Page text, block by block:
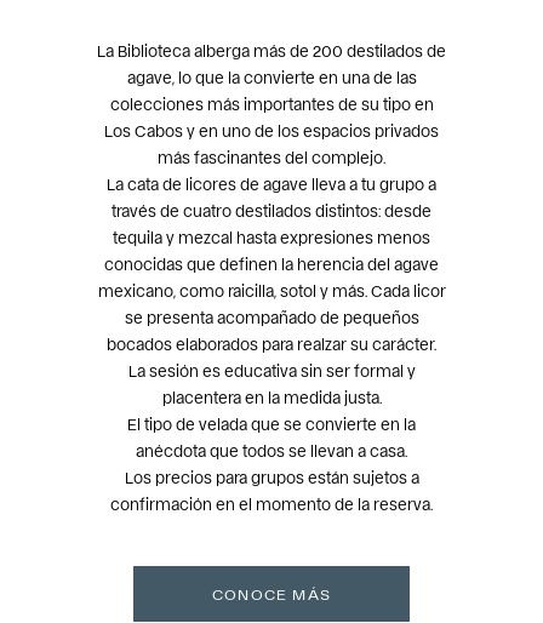
La Biblioteca alberga más de 200 destilados de
agave, lo que la convierte en una de las
colecciones más importantes de su tipo en
Los Cabos y en uno de los espacios privados
más fascinantes del complejo.
La cata de licores de agave lleva a tu grupo a
través de cuatro destilados distintos: desde
tequila y mezcal hasta expresiones menos
conocidas que definen la herencia del agave
mexicano, como raicilla, sotol y más. Cada licor
se presenta acompañado de pequeños
bocados elaborados para realzar su carácter.
La sesión es educativa sin ser formal y
placentera en la medida justa.
El tipo de velada que se convierte en la
anécdota que todos se llevan a casa.
Los precios para grupos están sujetos a
confirmación en el momento de la reserva.
CONOCE MÁS